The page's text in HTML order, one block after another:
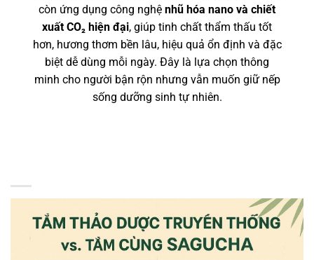
còn ứng dụng công nghệ nhũ hóa nano và chiết
xuất CO₂ hiện đại, giúp tinh chất thẩm thấu tốt
hơn, hương thơm bền lâu, hiệu quả ổn định và đặc
biệt dễ dùng mỗi ngày. Đây là lựa chọn thông
minh cho người bận rộn nhưng vẫn muốn giữ nếp
sống dưỡng sinh tự nhiên.